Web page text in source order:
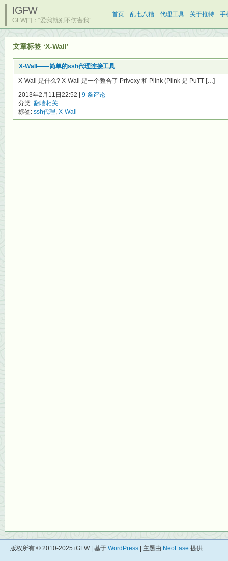
IGFW
GFW曰：“爱我就别不伤害我”
首页 乱七八糟 代理工具 关于推特 手
文章标签 ‘X-Wall’
X-Wall——简单的ssh代理连接工具
X-Wall 是什么? X-Wall 是一个整合了 Privoxy 和 Plink (Plink 是 PuTT […]
2013年2月11日22:52 | 9 条评论
分类: 翻墙相关
标签: ssh代理, X-Wall
版权所有 © 2010-2025 iGFW | 基于 WordPress | 主题由 NeoEase 提供